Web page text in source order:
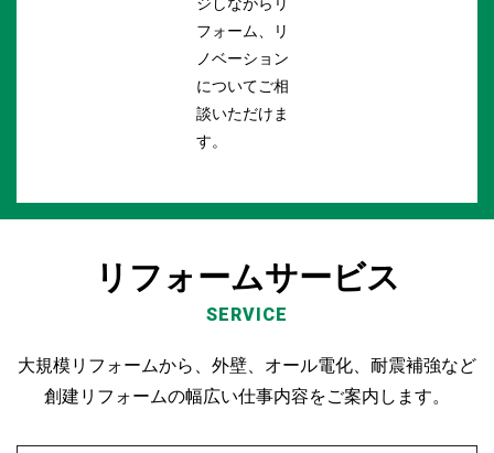
フォーム、リ
ノベーション
についてご相
談いただけま
す。
リフォームサービス
SERVICE
大規模リフォームから、外壁、オール電化、耐震補強など
創建リフォームの幅広い仕事内容をご案内します。